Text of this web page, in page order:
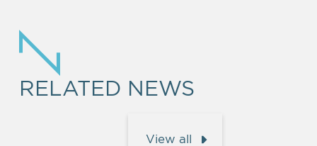
RELATED NEWS
View all